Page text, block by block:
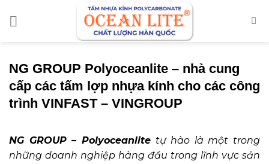
NG GROUP Polyoceanlite – nhà cung
cấp các tấm lợp nhựa kính cho các công
trình VINFAST – VINGROUP
NG GROUP – Polyoceanlitetự hào là một trong
những doanh nghiệp hàng đầu trong lĩnh vực sản